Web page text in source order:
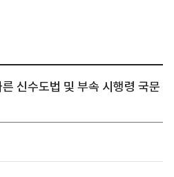
신수도법 및 부속 시행령 국문